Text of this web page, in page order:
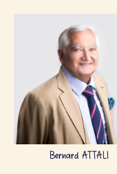
Bernard ATTALI